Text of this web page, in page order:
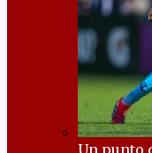
Un punto